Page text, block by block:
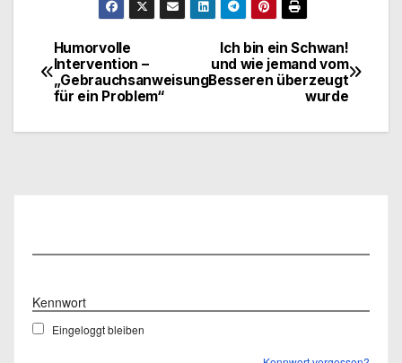
Beitragsnavigation
Ich bin ein Schwan!
und wie jemand vom
Besseren überzeugt
wurde
Humorvolle
Intervention –
„Gebrauchsanweisung
für ein Problem“
Kennwort
Eingeloggt bleiben